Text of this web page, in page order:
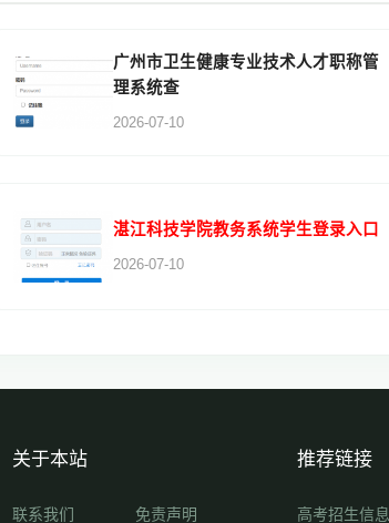
广州市卫生健康专业技术人才职称管
理系统查
2026-07-10
湛江科技学院教务系统学生登录入口
2026-07-10
关于本站
联系我们 免责声明
推荐链接
高考招生信息